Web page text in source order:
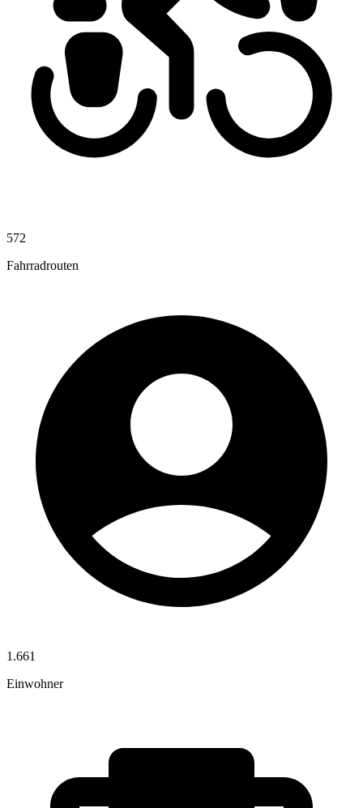
572
Fahrradrouten
1.661
Einwohner